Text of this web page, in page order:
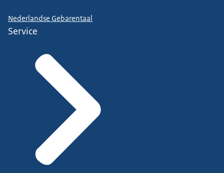
Nederlandse Gebarentaal
Service